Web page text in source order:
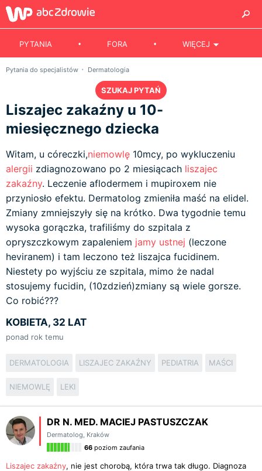
PYTANIA FORA WIĘCEJ
Pytania do specjalistów Dermatologia
SZUKAJ PYTAŃ
Liszajec zakaźny u 10-
miesięcznego dziecka
Witam, u córeczki,niemowlę 10mcy, po wykluczeniu
alergii zdiagnozowano po 2 miesiącach liszajec
zakaźny. Leczenie aflodermem i mupiroxem nie
przyniosło efektu. Dermatolog zmieniła maść na elidel.
Zmiany zmniejszyły się na krótko. Dwa tygodnie temu
wysoka gorączka, trafiliśmy do szpitala z
opryszczkowym zapaleniem jamy ustnej (leczone
heviranem) i tam leczono też liszajca fucidinem.
Niestety po wyjściu ze szpitala, mimo że nadal
stosujemy fucidin, (10zdzień)zmiany są wiele gorsze.
Co robić???
KOBIETA, 32 LAT
ponad rok temu
DERMATOLOGIA LISZAJEC ZAKAŹNY PEDIATRIA MAŚCI
NIEMOWLĘ LEKI
DR N. MED. MACIEJ PASTUSZCZAK
Dermatolog, Kraków
66 poziom zaufania
Liszajec zakaźny, nie jest chorobą, która trwa tak długo. Diagnoza